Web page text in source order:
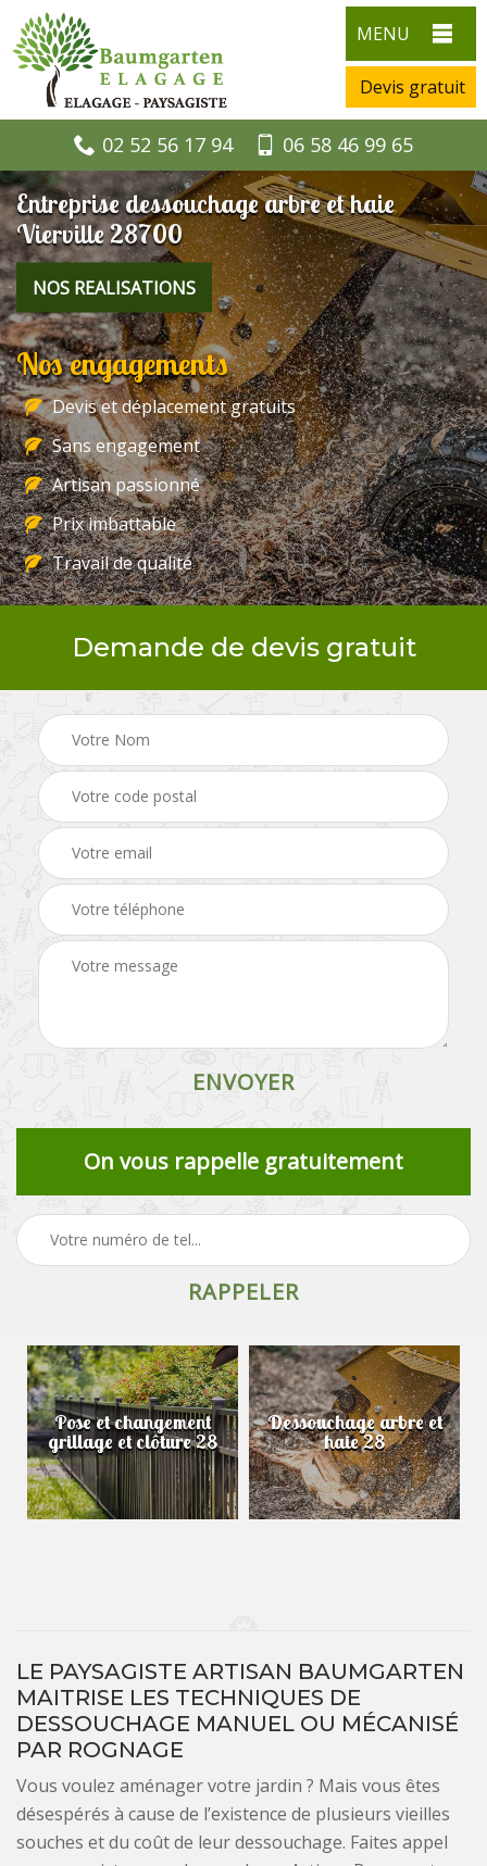
MENU
Devis gratuit
02 52 56 17 94 06 58 46 99 65
Entreprise dessouchage arbre et haie
Vierville 28700
NOS REALISATIONS
Nos engagements
Devis et déplacement gratuits
Sans engagement
Artisan passionné
Prix imbattable
Travail de qualité
Demande de devis gratuit
On vous rappelle gratuitement
Pose et changement
grillage et clôture 28
Dessouchage arbre et
haie 28
LE PAYSAGISTE ARTISAN BAUMGARTEN
MAITRISE LES TECHNIQUES DE
DESSOUCHAGE MANUEL OU MÉCANISÉ
PAR ROGNAGE
Vous voulez aménager votre jardin ? Mais vous êtes
désespérés à cause de l’existence de plusieurs vieilles
souches et du coût de leur dessouchage. Faites appel